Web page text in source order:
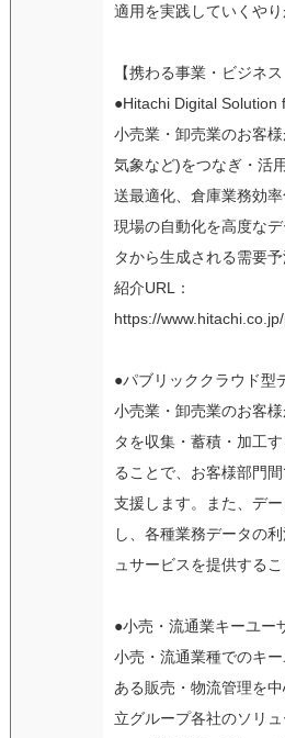
適用を実践していくや
【携わる事業・ビジネ
●Hitachi Digital Solution
小売業・卸売業のお客
気象など)をつなぎ・活
送最適化、倉庫業務効
現場の自動化を高度な
タから生成される需要
紹介URL：
https://
●パブリッククラウド型
小売業・卸売業のお客
タを収集・蓄積・加工
ることで、お客様部門
支援します。また、デ
し、各種業務データの
ュサービスを提供する
●小売・流通業キーユー
小売・流通業種でのキ
ある販売・物流管理を
立グループ各社のソリ